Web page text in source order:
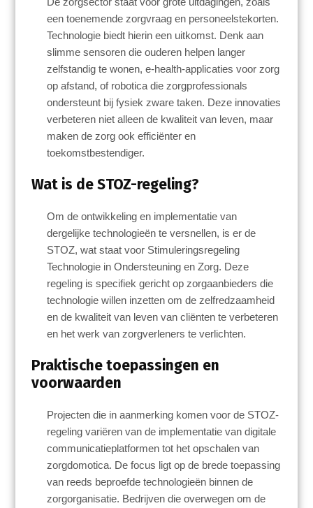
een toenemende zorgvraag en personeelstekorten.
Technologie biedt hierin een uitkomst. Denk aan
slimme sensoren die ouderen helpen langer
zelfstandig te wonen, e-health-applicaties voor zorg
op afstand, of robotica die zorgprofessionals
ondersteunt bij fysiek zware taken. Deze innovaties
verbeteren niet alleen de kwaliteit van leven, maar
maken de zorg ook efficiënter en
toekomstbestendiger.
Wat is de STOZ-regeling?
Om de ontwikkeling en implementatie van
dergelijke technologieën te versnellen, is er de
STOZ, wat staat voor Stimuleringsregeling
Technologie in Ondersteuning en Zorg. Deze
regeling is specifiek gericht op zorgaanbieders die
technologie willen inzetten om de zelfredzaamheid
en de kwaliteit van leven van cliënten te verbeteren
en het werk van zorgverleners te verlichten.
Praktische toepassingen en
voorwaarden
Projecten die in aanmerking komen voor de STOZ-
regeling variëren van de implementatie van digitale
communicatieplatformen tot het opschalen van
zorgdomotica. De focus ligt op de brede toepassing
van reeds beproefde technologieën binnen de
zorgorganisatie. Bedrijven die overwegen om de